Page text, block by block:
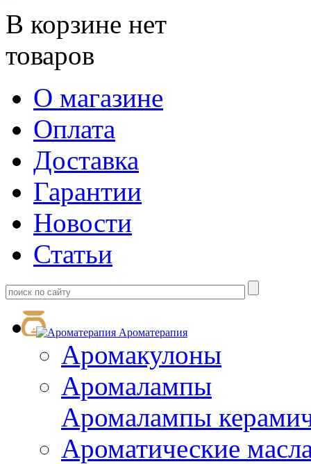
В корзине нет
товаров
О магазине
Оплата
Доставка
Гарантии
Новости
Статьи
Ароматерапия
Аромакулоны
Аромалампы
Aромалампы
Ароматические